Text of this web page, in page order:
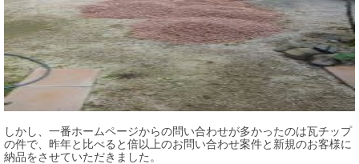
しかし、一番ホームページからの問い合わせが多かったのは瓦チップ
の件で、昨年と比べると倍以上のお問い合わせ案件と新規のお客様に
納品をさせていただきました。